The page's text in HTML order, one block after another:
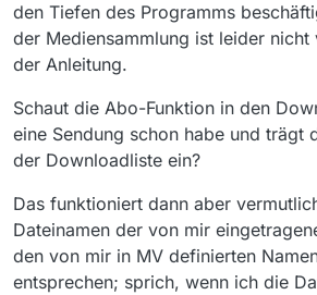
den Tiefen des Programms
der Mediensammlung ist leider nicht
der Anleitung.
Schaut die Abo-Funktion in den
eine Sendung schon habe und trägt
der Downloadliste ein?
Das funktioniert dann aber
Dateinamen der von mir
den von mir in MV definierten
entsprechen; sprich, wenn ich die